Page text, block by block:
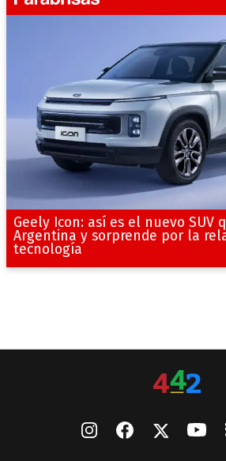
Geely Icon: así es el nuevo SUV
Argentina y sorprende por la
tecnología